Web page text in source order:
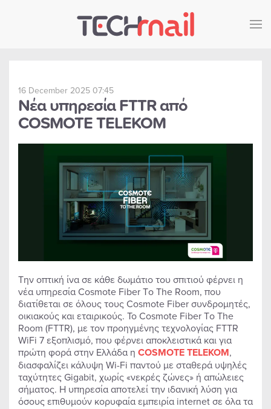
Skip to main content
16 December 2025 07:45
Νέα υπηρεσία FTTR από
COSMOTE TELEKOM
Tην οπτική ίνα σε κάθε δωμάτιο του σπιτιού φέρνει η
νέα υπηρεσία Cosmote Fiber Τo Τhe Room, που
διατίθεται σε όλους τους Cosmote Fiber συνδρομητές,
οικιακούς και εταιρικούς. Το Cosmote Fiber Τo Τhe
Room (FTTR), με τον προηγμένης τεχνολογίας FTTR
WiFi 7 εξοπλισμό, που φέρνει αποκλειστικά και για
πρώτη φορά στην Ελλάδα η COSMOTE TELEKOM,
διασφαλίζει κάλυψη Wi-Fi παντού με σταθερά υψηλές
ταχύτητες Gigabit, χωρίς «νεκρές ζώνες» ή απώλειες
σήματος. Η υπηρεσία αποτελεί την ιδανική λύση για
όσους επιθυμούν κορυφαία εμπειρία internet σε όλα τα